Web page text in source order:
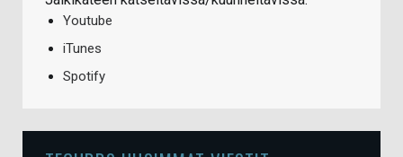
Youtube
iTunes
Spotify